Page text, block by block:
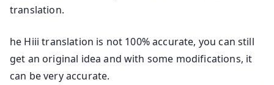
translation.
he Hiii translation is not 100% accurate, you can still
get an original idea and with some modifications, it
can be very accurate.